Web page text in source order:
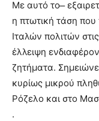
Με αυτό το
η πτωτική τάση
Ιταλών πολιτών
έλλειψη
ζητήματα.
κυρίως μικρού
Ρόζελο και στο
.